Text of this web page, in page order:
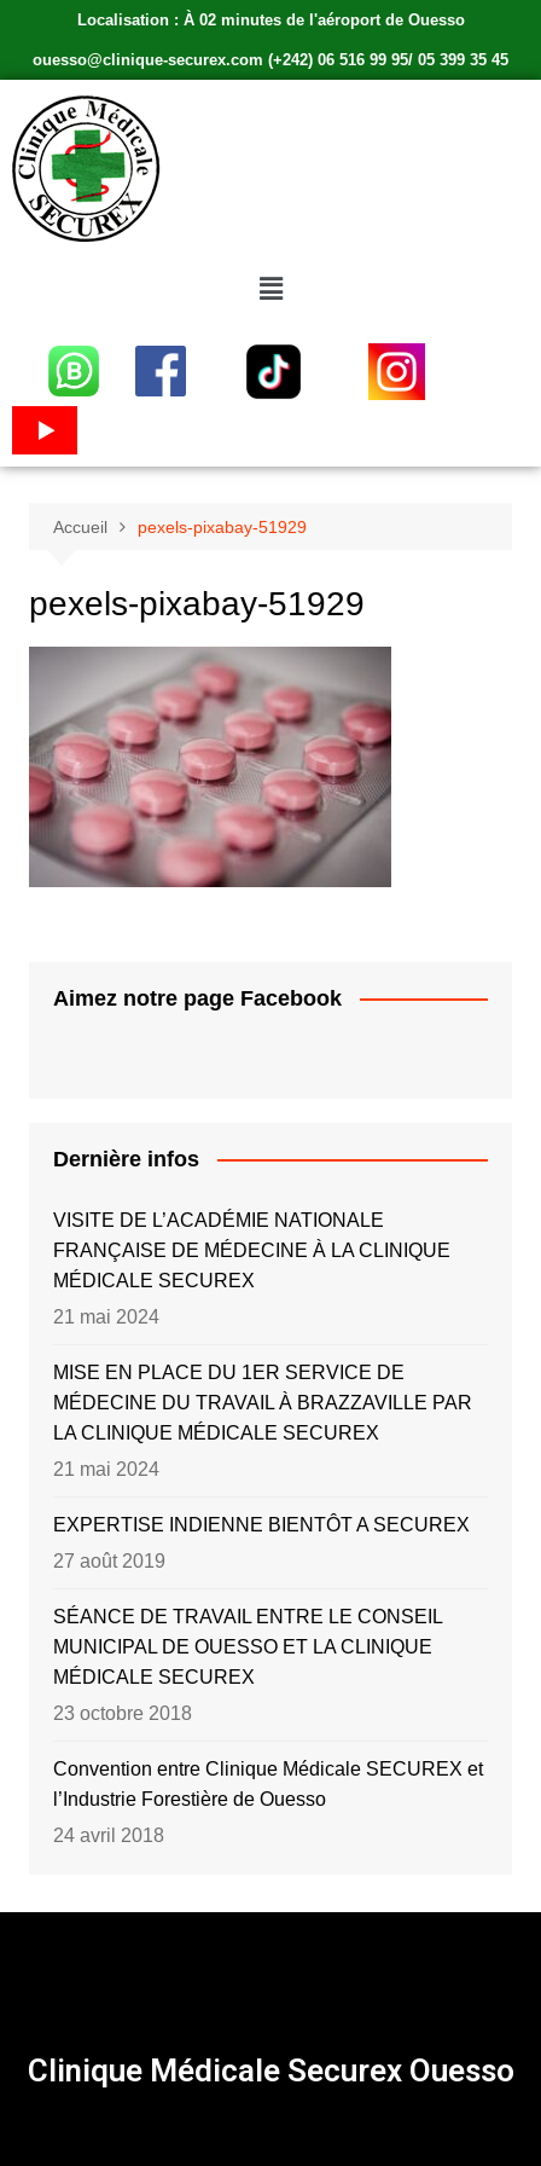
Localisation : À 02 minutes de l'aéroport de Ouesso
ouesso@clinique-securex.com (+242) 06 516 99 95/ 05 399 35 45
Accueil pexels-pixabay-51929
pexels-pixabay-51929
Aimez notre page Facebook
Dernière infos
VISITE DE L’ACADÉMIE NATIONALE
FRANÇAISE DE MÉDECINE À LA CLINIQUE
MÉDICALE SECUREX
21 mai 2024
MISE EN PLACE DU 1ER SERVICE DE
MÉDECINE DU TRAVAIL À BRAZZAVILLE PAR
LA CLINIQUE MÉDICALE SECUREX
21 mai 2024
EXPERTISE INDIENNE BIENTÔT A SECUREX
27 août 2019
SÉANCE DE TRAVAIL ENTRE LE CONSEIL
MUNICIPAL DE OUESSO ET LA CLINIQUE
MÉDICALE SECUREX
23 octobre 2018
Convention entre Clinique Médicale SECUREX et
l’Industrie Forestière de Ouesso
24 avril 2018
Clinique Médicale Securex Ouesso